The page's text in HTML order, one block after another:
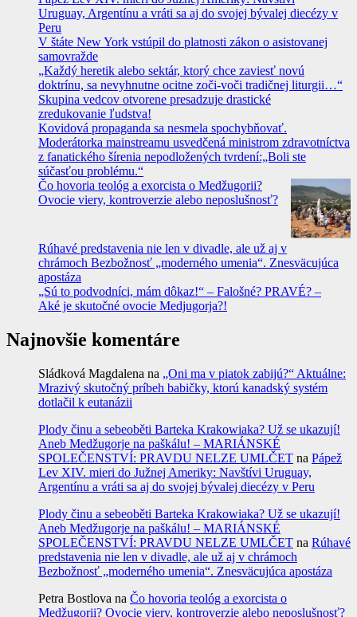
Uruguay, Argentínu a vráti sa aj do svojej bývalej diecézy v
Peru
V štáte New York vstúpil do platnosti zákon o asistovanej
samovražde
„Každý heretik alebo sektár, ktorý chce zaviesť novú
doktrínu, sa nevyhnutne ocitne zoči-voči tradičnej liturgii…“
Skupina vedcov otvorene presadzuje drastické
zredukovanie ľudstva!
Kovidová propaganda sa nesmela spochybňovať.
Moderátorka mainstreamu usvedčená ministrom zdravotníctva
z fanatického šírenia nepodložených tvrdení:„Boli ste
súčasťou problému.“
Čo hovoria teológ a exorcista o Medžugorii?
Ovocie viery, kontroverzie alebo neposlušnosť?
Rúhavé predstavenia nie len v divadle, ale už aj v
chrámoch Bezbožnosť „moderného umenia“. Znesväcujúca
apostáza
„Sú to podvodníci, mám dôkaz!“ – Falošné? PRAVÉ? –
Aké je skutočné ovocie Medjugorja?!
Najnovšie komentáre
Sládková Magdalena na „Oni ma v piatok zabijú?“ Aktuálne:
Mrazivý skutočný príbeh babičky, ktorú kanadský systém
dotlačil k eutanázii
Plody činu a sebeoběti Barteka Krakowiaka? Už se ukazují!
Aneb Medžugorje na paškálu! – MARIÁNSKÉ
SPOLEČENSTVÍ: PRAVDU NELZE UMLČET na Pápež
Lev XIV. mieri do Južnej Ameriky: Navštívi Uruguay,
Argentínu a vráti sa aj do svojej bývalej diecézy v Peru
Plody činu a sebeoběti Barteka Krakowiaka? Už se ukazují!
Aneb Medžugorje na paškálu! – MARIÁNSKÉ
SPOLEČENSTVÍ: PRAVDU NELZE UMLČET na Rúhavé
predstavenia nie len v divadle, ale už aj v chrámoch
Bezbožnosť „moderného umenia“. Znesväcujúca apostáza
Petra Bostlova na Čo hovoria teológ a exorcista o
Medžugorii? Ovocie viery, kontroverzie alebo neposlušnosť?